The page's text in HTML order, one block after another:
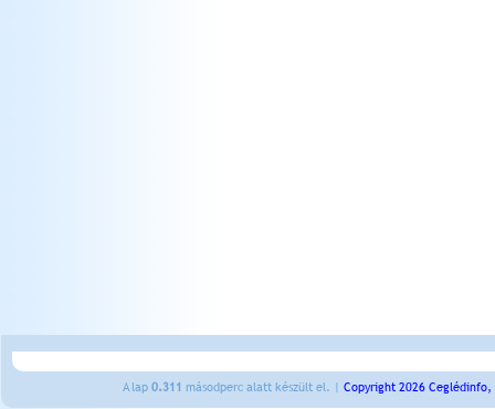
A lap 0.311 másodperc alatt készült el. | Copyright 2026